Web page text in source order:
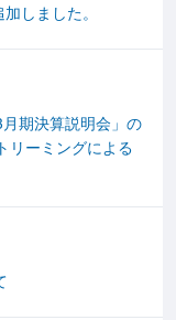
しました。
期決算説明会」の
リーミングによる